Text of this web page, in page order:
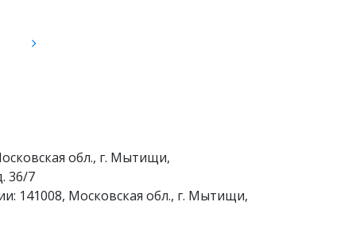
обл., г. Мытищи,
36/7
141008, Московская обл., г. Мытищи,